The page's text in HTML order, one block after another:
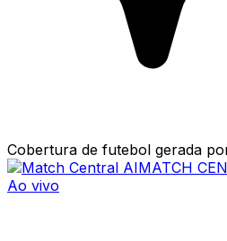
Cobertura de futebol gerada
MATCH
Ao vivo